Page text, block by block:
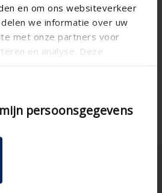
en om ons websiteverkeer
we informatie over uw
met onze partners voor
en analyse. Deze
u aan ze heeft verstrekt of
op basis van uw gebruik
persoonsgegevens